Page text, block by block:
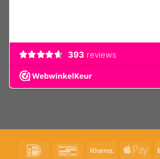
IDeal BancontactKlarna